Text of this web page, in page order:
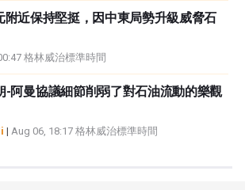
附近保持堅挺，因中東局勢升級威脅石
格林威治標準時間
-阿曼協議細節削弱了對石油流動的樂觀
| Aug 06, 18:17 格林威治標準時間